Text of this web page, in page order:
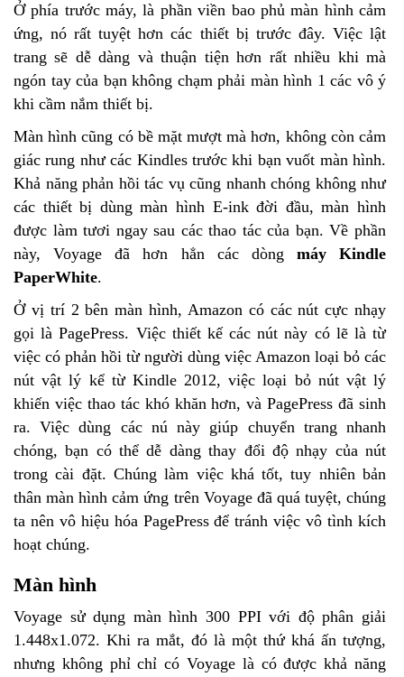
Ở phía trước máy, là phần viền bao phủ màn hình cảm
ứng, nó rất tuyệt hơn các thiết bị trước đây. Việc lật
trang sẽ dễ dàng và thuận tiện hơn rất nhiều khi mà
ngón tay của bạn không chạm phải màn hình 1 các vô ý
khi cầm nắm thiết bị.
Màn hình cũng có bề mặt mượt mà hơn, không còn cảm
giác rung như các Kindles trước khi bạn vuốt màn hình.
Khả năng phản hồi tác vụ cũng nhanh chóng không như
các thiết bị dùng màn hình E-ink đời đầu, màn hình
được làm tươi ngay sau các thao tác của bạn. Về phần
này, Voyage đã hơn hẳn các dòng máy Kindle
PaperWhite.
Ở vị trí 2 bên màn hình, Amazon có các nút cực nhạy
gọi là PagePress. Việc thiết kế các nút này có lẽ là từ
việc có phản hồi từ người dùng việc Amazon loại bỏ các
nút vật lý kể từ Kindle 2012, việc loại bỏ nút vật lý
khiến việc thao tác khó khăn hơn, và PagePress đã sinh
ra. Việc dùng các nú này giúp chuyển trang nhanh
chóng, bạn có thể dễ dàng thay đổi độ nhạy của nút
trong cài đặt. Chúng làm việc khá tốt, tuy nhiên bản
thân màn hình cảm ứng trên Voyage đã quá tuyệt, chúng
ta nên vô hiệu hóa PagePress để tránh việc vô tình kích
hoạt chúng.
Màn hình
Voyage sử dụng màn hình 300 PPI với độ phân giải
1.448x1.072. Khi ra mắt, đó là một thứ khá ấn tượng,
nhưng không phỉ chỉ có Voyage là có được khả năng